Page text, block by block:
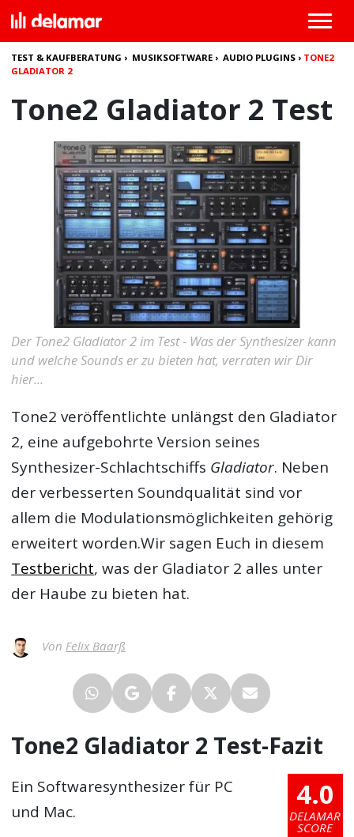
TEST & KAUFBERATUNG › MUSIKSOFTWARE ›AUDIO PLUGINS › TONE2
GLADIATOR 2
Tone2 Gladiator 2 Test
Der Tone2 Gladiator 2 im Test - Was der Synthesizer kann
und welche Sounds er zu bieten hat, verraten wir Dir
hier...
Tone2 veröffentlichte unlängst den Gladiator
2, eine aufgebohrte Version seines
Synthesizer-Schlachtschiffs Gladiator. Neben
der verbesserten Soundqualität sind vor
allem die Modulationsmöglichkeiten gehörig
erweitert worden.Wir sagen Euch in diesem
Testbericht, was der Gladiator 2 alles unter
der Haube zu bieten hat.
Von Felix Baarß
Tone2 Gladiator 2 Test-Fazit
4.0
DELAMAR
SCORE
Ein Softwaresynthesizer für PC
und Mac.